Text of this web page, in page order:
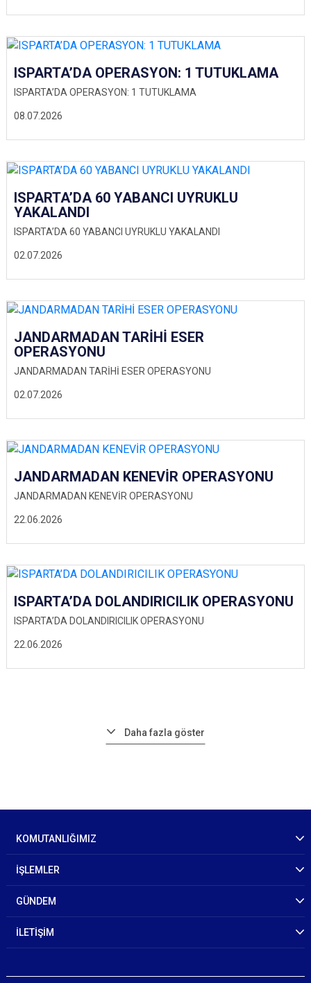
08.07.2026
ISPARTA’DA OPERASYON: 1 TUTUKLAMA
ISPARTA’DA OPERASYON: 1 TUTUKLAMA
02.07.2026
ISPARTA’DA 60 YABANCI UYRUKLU
YAKALANDI
ISPARTA’DA 60 YABANCI UYRUKLU YAKALANDI
02.07.2026
JANDARMADAN TARİHİ ESER
OPERASYONU
JANDARMADAN TARİHİ ESER OPERASYONU
22.06.2026
JANDARMADAN KENEVİR OPERASYONU
JANDARMADAN KENEVİR OPERASYONU
22.06.2026
ISPARTA’DA DOLANDIRICILIK OPERASYONU
ISPARTA’DA DOLANDIRICILIK OPERASYONU
Daha fazla göster
KOMUTANLIĞIMIZ
İŞLEMLER
GÜNDEM
İLETİŞİM